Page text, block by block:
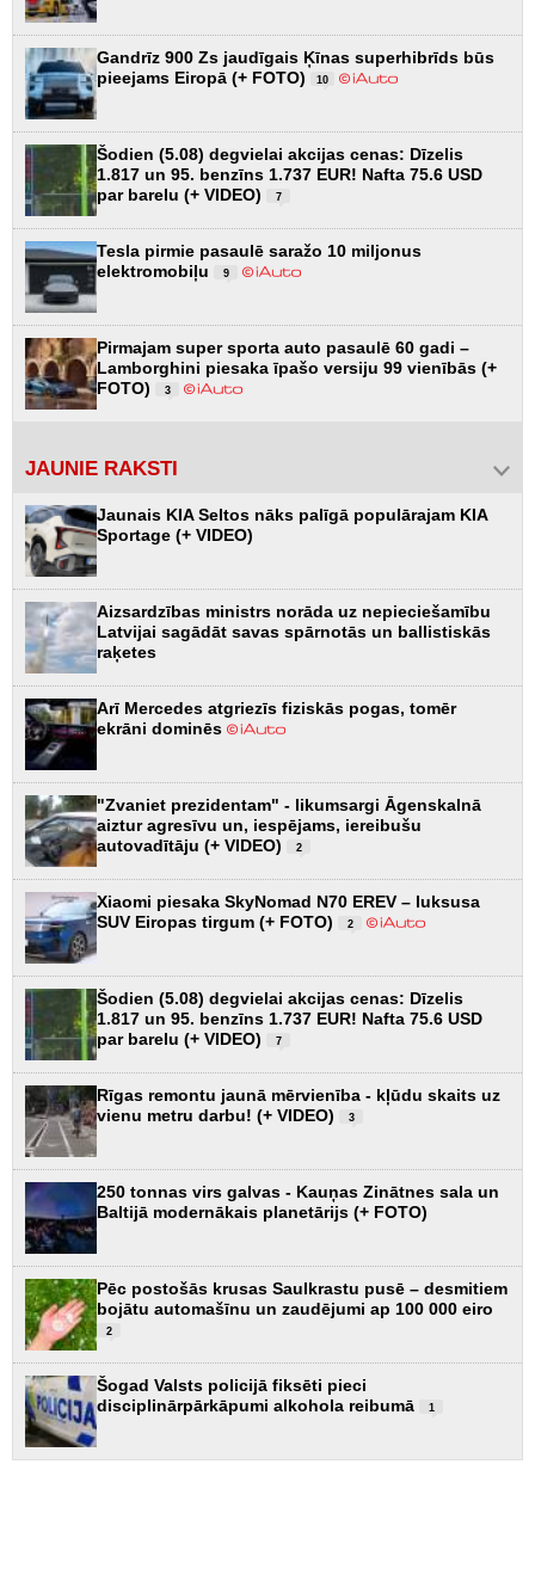
Gandrīz 900 Zs jaudīgais Ķīnas superhibrīds būs
pieejams Eiropā (+ FOTO)
10
Šodien (5.08) degvielai akcijas cenas: Dīzelis
1.817 un 95. benzīns 1.737 EUR! Nafta 75.6 USD
par barelu (+ VIDEO)
7
Tesla pirmie pasaulē saražo 10 miljonus
elektromobiļu
9
Pirmajam super sporta auto pasaulē 60 gadi –
Lamborghini piesaka īpašo versiju 99 vienībās (+
FOTO)
3
JAUNIE RAKSTI
Jaunais KIA Seltos nāks palīgā populārajam KIA
Sportage (+ VIDEO)
Aizsardzības ministrs norāda uz nepieciešamību
Latvijai sagādāt savas spārnotās un ballistiskās
raķetes
Arī Mercedes atgriezīs fiziskās pogas, tomēr
ekrāni dominēs
"Zvaniet prezidentam" - likumsargi Āgenskalnā
aiztur agresīvu un, iespējams, iereibušu
autovadītāju (+ VIDEO)
2
Xiaomi piesaka SkyNomad N70 EREV – luksusa
SUV Eiropas tirgum (+ FOTO)
2
Šodien (5.08) degvielai akcijas cenas: Dīzelis
1.817 un 95. benzīns 1.737 EUR! Nafta 75.6 USD
par barelu (+ VIDEO)
7
Rīgas remontu jaunā mērvienība - kļūdu skaits uz
vienu metru darbu! (+ VIDEO)
3
250 tonnas virs galvas - Kauņas Zinātnes sala un
Baltijā modernākais planetārijs (+ FOTO)
Pēc postošās krusas Saulkrastu pusē – desmitiem
bojātu automašīnu un zaudējumi ap 100 000 eiro
2
Šogad Valsts policijā fiksēti pieci
disciplinārpārkāpumi alkohola reibumā
1